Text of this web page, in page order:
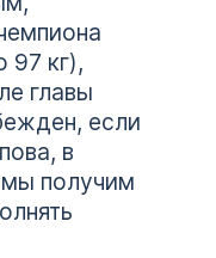
97 кг),
главы
если
в
мы получим